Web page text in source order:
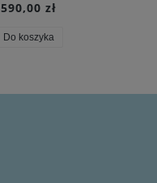
590,00 zł
Do koszyka